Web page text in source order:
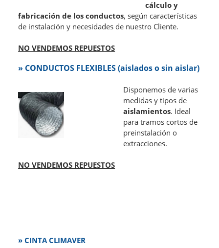
cálculo y
fabricación de los conductos, según características
de instalación y necesidades de nuestro Cliente.
NO VENDEMOS REPUESTOS
» CONDUCTOS FLEXIBLES (aislados o sin aislar)
Disponemos de varias
medidas y tipos de
aislamientos. Ideal
para tramos cortos de
preinstalación o
extracciones.
NO VENDEMOS REPUESTOS
»CINTA CLIMAVER